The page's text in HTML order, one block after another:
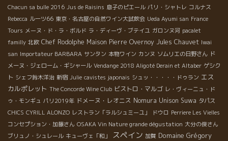
Chacun sa bulle 2016 Jus de Raisins 息子のピエール パリ・シャトレ コルナス
Rebecca ルーツ66 東京・名古屋の自然ワイン大試飲会 Ueda Ayumi san France
Tours メーヌ・ド・ラ・ボルド ラ・ディーヴ・ブテイユ ガロンヌ河 pacalet
familly 北欧 Chef Rodolphe Maison Pierre Overnoy Jules Chauvet Iwai
san Importateur BARBARA サンタン 本物ワイン カンヌ ソムリエの日野さん ド
メーヌ・ジェローム・ギシャール Vendange 2018 Aligoté Derain et Altaber ゲシク
ト シェフ鈴木洋治 新宿 Julie cavistes japonais シュッ・・・・・ドゥラン エス
カルポレット The Concorde Wine Club ビストロ・マルゴ レ・ヴィーニュ・ド
ゥ・モンギュ パリ2019年 ドメーヌ・レオニス Nomura Unison Suwa タパス
CHICS CYRILL ALONZO レストラン「ラルシュミーユ」 ドウロ Perriere Les Vielles
コンセプション・加藤さん OSAKA Vin Nature grande dégustation 大分の俊さん
ブリュノ・シュレール キューヴェ「和」 スペイン 加賀 Domaine Grégory